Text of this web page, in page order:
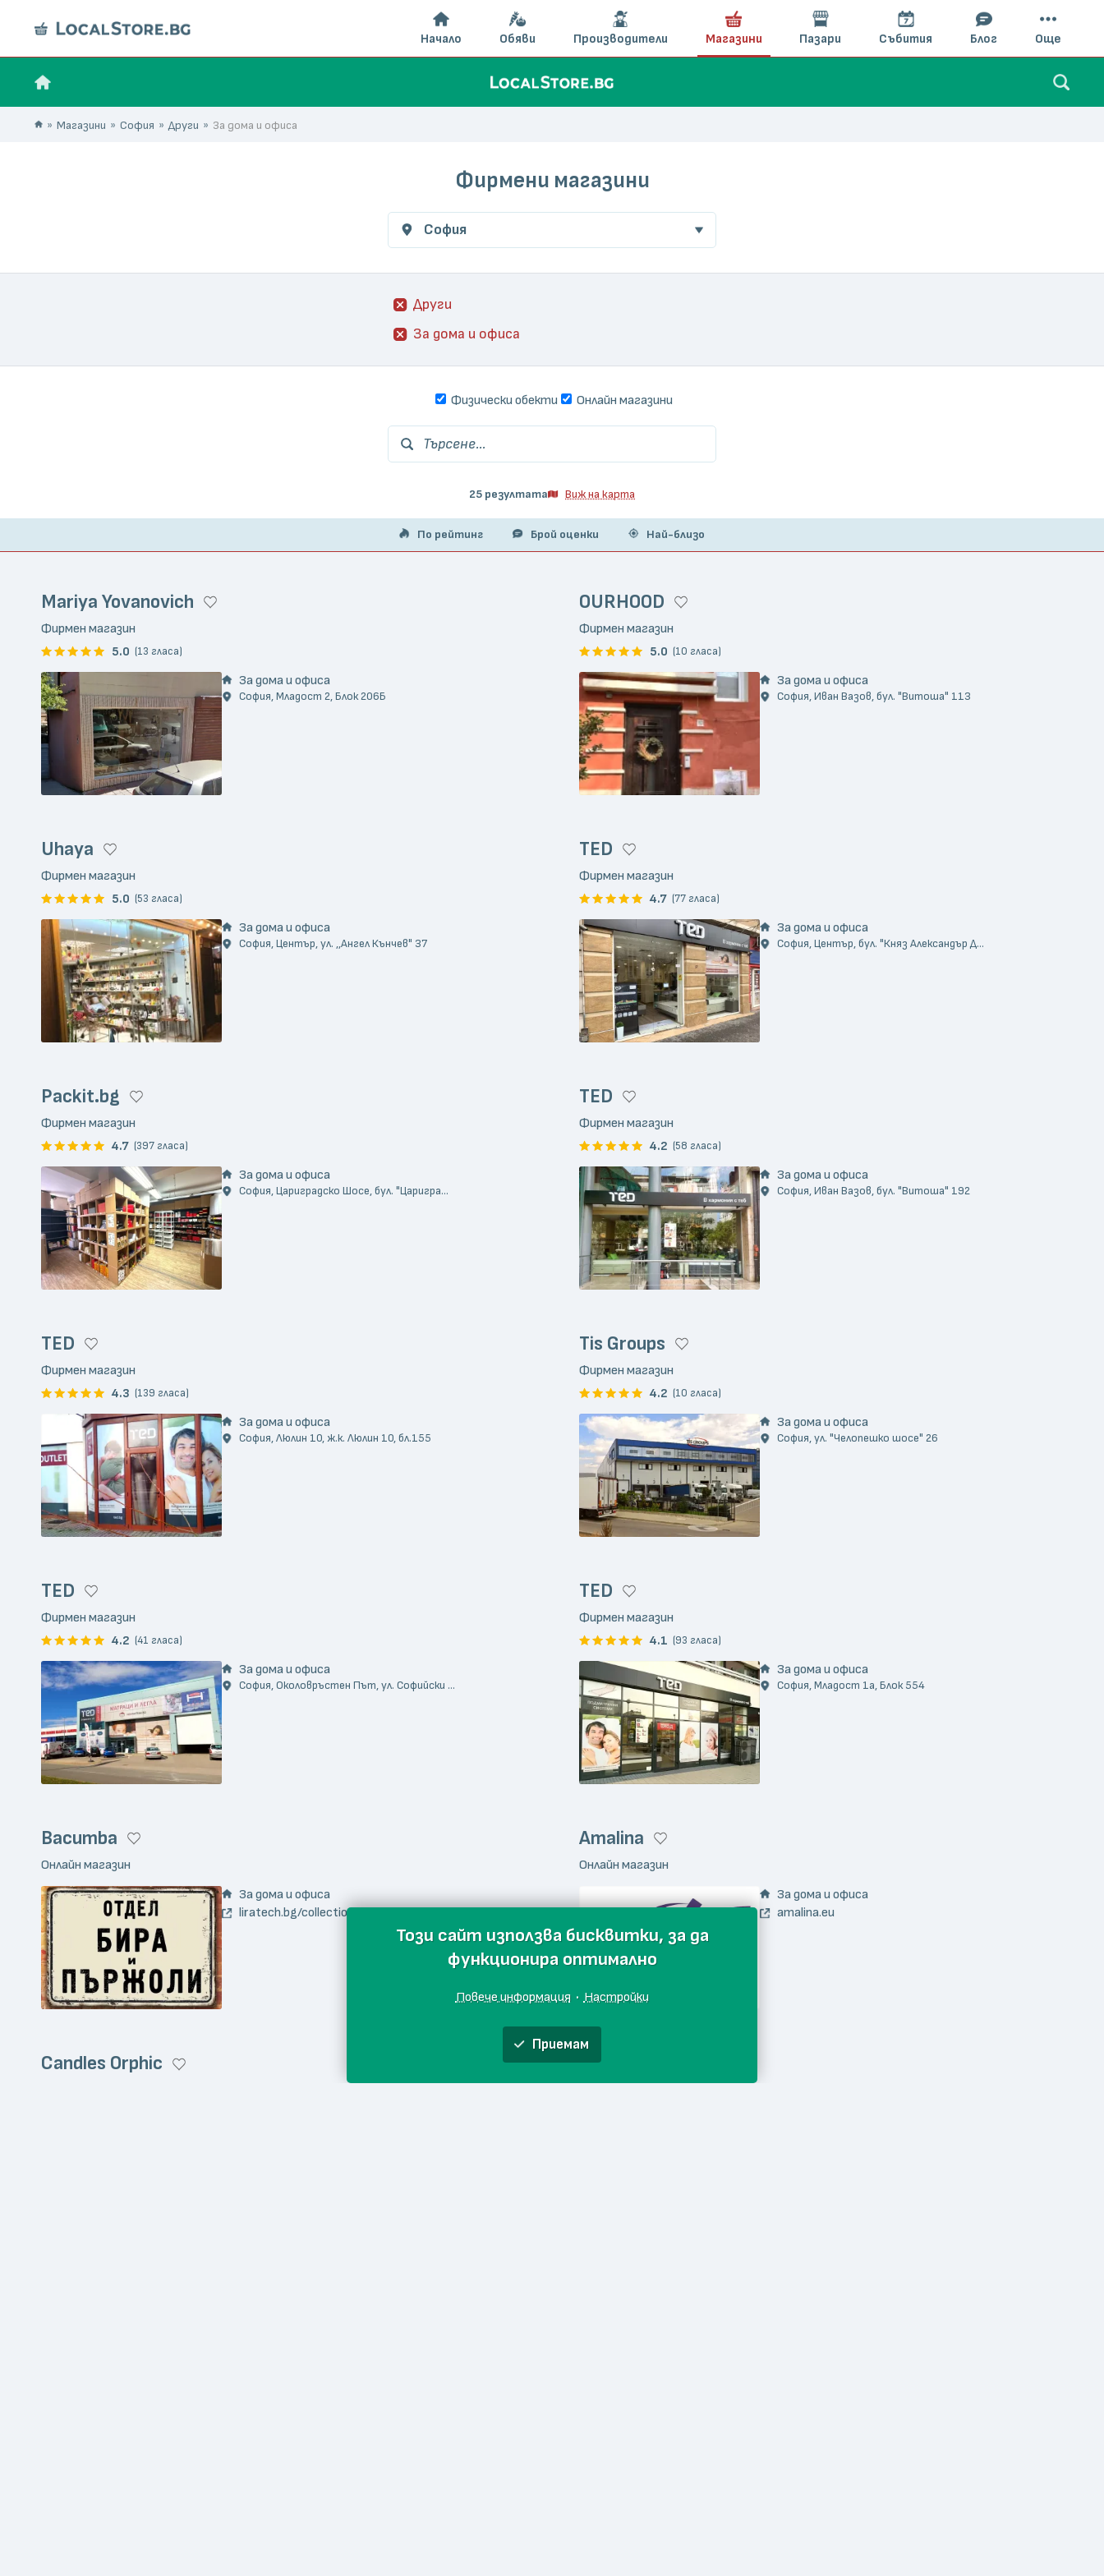
Магазини София Други За дома и офиса
Фирмени магазини
София
Други
За дома и офиса
Физически обекти Онлайн магазини
Търсене...
25 резултата Виж на карта
По рейтинг Брой оценки Най-близо
Mariya Yovanovich
Фирмен магазин
5.0 (13 гласа)
За дома и офиса
София, Младост 2, Блок 206Б
OURHOOD
Фирмен магазин
5.0 (10 гласа)
За дома и офиса
София, Иван Вазов, бул. "Витоша" 113
Uhaya
Фирмен магазин
5.0 (53 гласа)
За дома и офиса
София, Център, ул. ,,Ангел Кънчев" 37
TED
Фирмен магазин
4.7 (77 гласа)
За дома и офиса
София, Център, бул. "Княз Александър Д...
Packit.bg
Фирмен магазин
4.7 (397 гласа)
За дома и офиса
София, Цариградско Шосе, бул. "Царигра...
TED
Фирмен магазин
4.2 (58 гласа)
За дома и офиса
София, Иван Вазов, бул. "Витоша" 192
TED
Фирмен магазин
4.3 (139 гласа)
За дома и офиса
София, Люлин 10, ж.к. Люлин 10, бл.155
Tis Groups
Фирмен магазин
4.2 (10 гласа)
За дома и офиса
София, ул. "Челопешко шосе" 26
TED
Фирмен магазин
4.2 (41 гласа)
За дома и офиса
София, Околовръстен Път, ул. Софийски ...
TED
Фирмен магазин
4.1 (93 гласа)
За дома и офиса
София, Младост 1а, Блок 554
Bacumba
Онлайн магазин
За дома и офиса
liratech.bg/collections...
Amalina
Онлайн магазин
За дома и офиса
amalina.eu
Candles Orphic ЕТЕРИМ
Начало Обяви Производители Магазини Пазари Събития Блог Още
Този сайт използва бисквитки, за да
функционира оптимално
Повече информация · Настройки
Приемам